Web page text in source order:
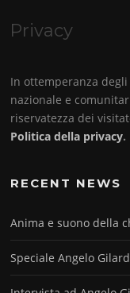
Privacy
In ottemperanza
nazionale e
riservatezza dei
Politica della privacy.
RECENT NEWS
Anima e suono della
Speciale Angelo